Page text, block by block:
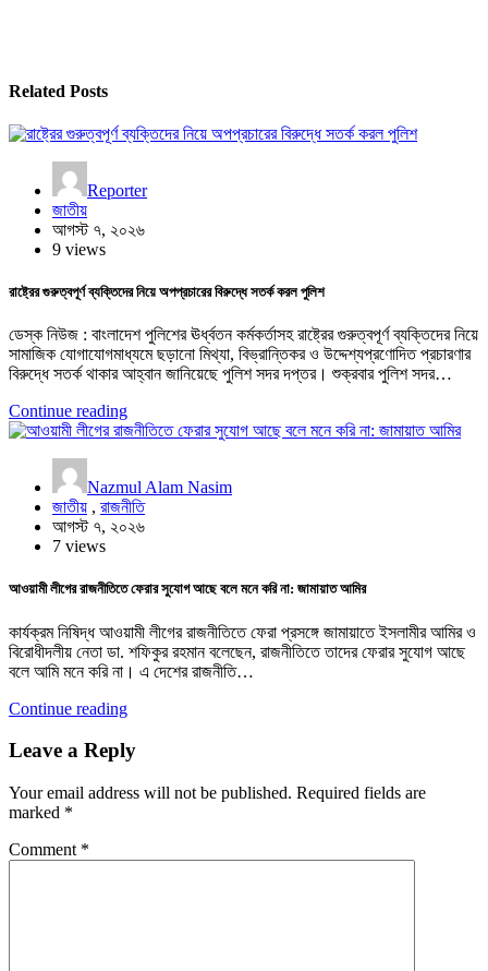
Related Posts
Reporter
জাতীয়
আগস্ট ৭, ২০২৬
9 views
রাষ্ট্রের গুরুত্বপূর্ণ ব্যক্তিদের নিয়ে অপপ্রচারের বিরুদ্ধে সতর্ক করল পুলিশ
ডেস্ক নিউজ : বাংলাদেশ পুলিশের ঊর্ধ্বতন কর্মকর্তাসহ রাষ্ট্রের গুরুত্বপূর্ণ ব্যক্তিদের নিয়ে
সামাজিক যোগাযোগমাধ্যমে ছড়ানো মিথ্যা, বিভ্রান্তিকর ও উদ্দেশ্যপ্রণোদিত প্রচারণার
বিরুদ্ধে সতর্ক থাকার আহ্বান জানিয়েছে পুলিশ সদর দপ্তর। শুক্রবার পুলিশ সদর…
Continue reading
Nazmul Alam Nasim
জাতীয় , রাজনীতি
আগস্ট ৭, ২০২৬
7 views
আওয়ামী লীগের রাজনীতিতে ফেরার সুযোগ আছে বলে মনে করি না: জামায়াত আমির
কার্যক্রম নিষিদ্ধ আওয়ামী লীগের রাজনীতিতে ফেরা প্রসঙ্গে জামায়াতে ইসলামীর আমির ও
বিরোধীদলীয় নেতা ডা. শফিকুর রহমান বলেছেন, রাজনীতিতে তাদের ফেরার সুযোগ আছে
বলে আমি মনে করি না। এ দেশের রাজনীতি…
Continue reading
Leave a Reply
Your email address will not be published. Required fields are
marked *
Comment *